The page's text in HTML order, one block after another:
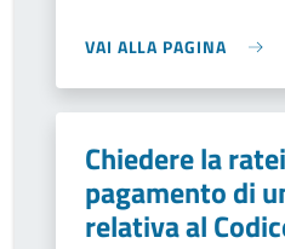
VAI ALLA PAGINA
Chiedere la
pagamento di
relativa al